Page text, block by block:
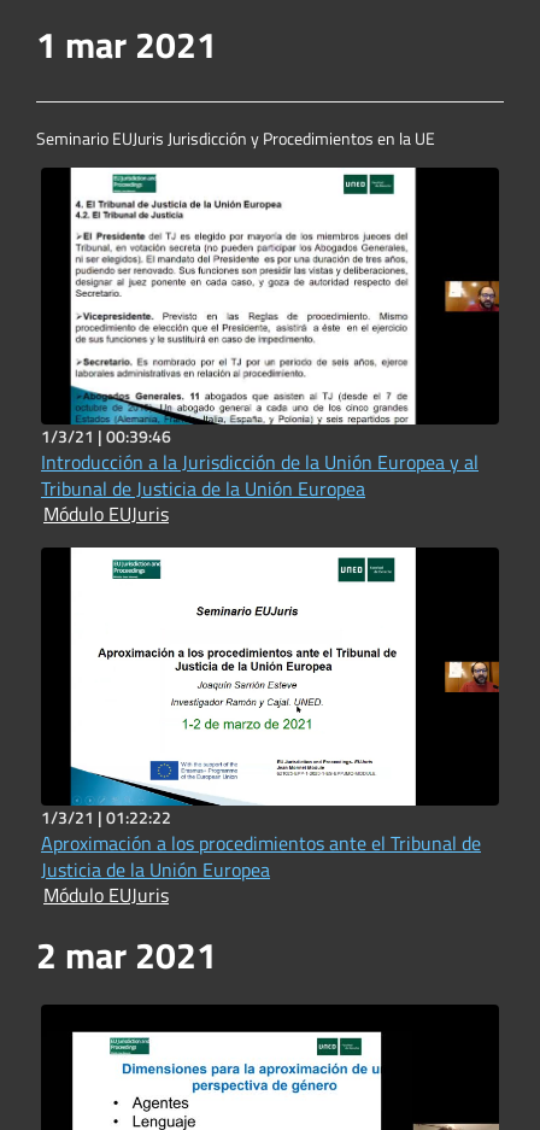
1 mar 2021
Seminario EUJuris Jurisdicción y Procedimientos en la UE
1/3/21 |00:39:46
Introducción a la Jurisdicción de la Unión Europea y al
Tribunal de Justicia de la Unión Europea
Módulo EUJuris
1/3/21 |01:22:22
Aproximación a los procedimientos ante el Tribunal de
Justicia de la Unión Europea
Módulo EUJuris
2 mar 2021